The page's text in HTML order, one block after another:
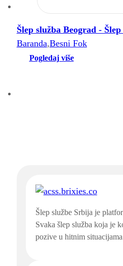
Šlep služba Beograd -
Baranda,Besni Fok
Pogledaj više
Šlep službe Srbija je
Svaka šlep služba koja je
pozive u hitnim